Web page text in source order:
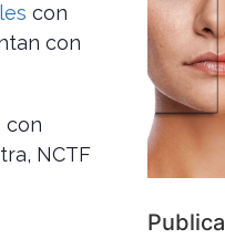
con
con
con
NCTF